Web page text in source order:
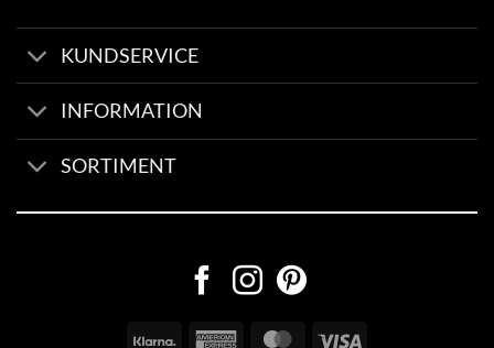
KUNDSERVICE
INFORMATION
SORTIMENT